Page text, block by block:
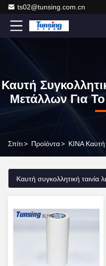
ts02@tunsing.com.cn
Καυτή
Μετάλλων Για
Σπίτι> Προϊόντα>
Καυτή συγκολλητική ταινία